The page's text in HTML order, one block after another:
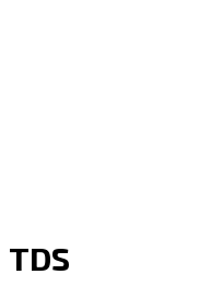
TDS